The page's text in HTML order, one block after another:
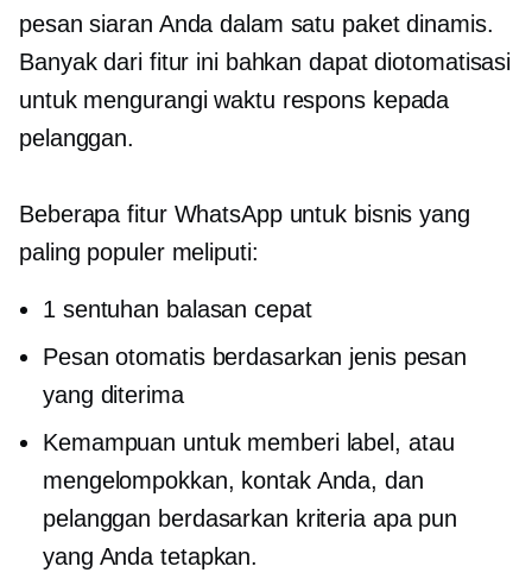
pesan siaran Anda dalam satu paket dinamis.
Banyak dari fitur ini bahkan dapat diotomatisasi
untuk mengurangi waktu respons kepada
pelanggan.
Beberapa fitur WhatsApp untuk bisnis yang
paling populer meliputi:
1 sentuhan balasan cepat
Pesan otomatis berdasarkan jenis pesan
yang diterima
Kemampuan untuk memberi label, atau
mengelompokkan, kontak Anda, dan
pelanggan berdasarkan kriteria apa pun
yang Anda tetapkan.